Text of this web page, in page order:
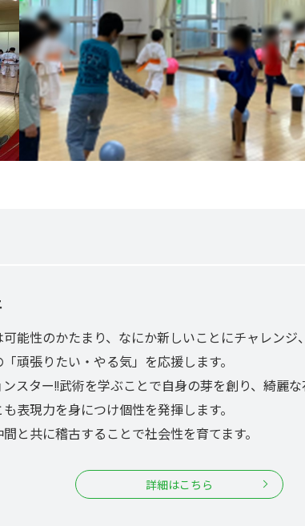
能性のかたまり、なにか新しいことにチャレンジ
頑張りたい・やる気」を応援します。
スター!!武術を学ぶことで自身の芽を創り、綺麗な
表現力を身につけ個性を発揮します。
と共に稽古することで社会性を育てます。
詳細はこちら